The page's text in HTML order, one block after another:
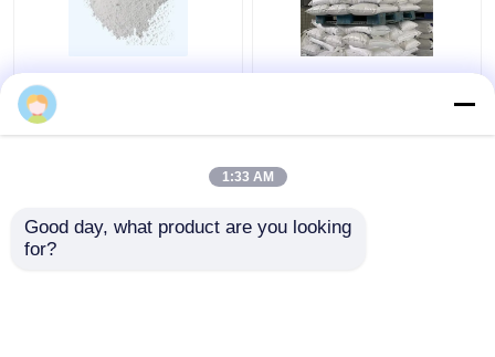
Polvo 1017-56-7 de la
resina del formaldehído
de la melamina del
1:33 AM
Good day, what product are you looking
for?